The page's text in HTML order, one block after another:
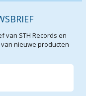
van STH Records en
nieuwe producten